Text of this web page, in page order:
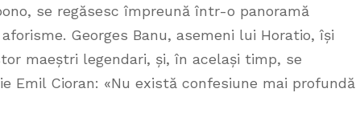
se regăsesc împreună într-o panoramă
Georges Banu, asemeni lui Horatio, își
maeștri legendari, și, în același timp, se
Emil Cioran: «Nu există confesiune mai profundă